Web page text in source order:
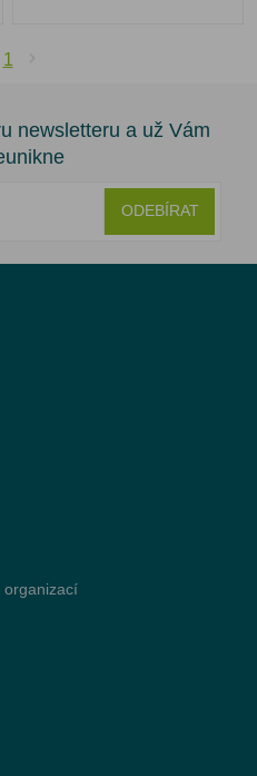
1
newsletteru a už Vám
ODEBÍRAT
organizací